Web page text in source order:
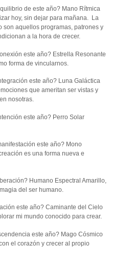
de este año? Mano Rítmica
hoy, sin dejar para mañana. La
son aquellos programas, patrones y
a la hora de crecer.
este año? Estrella Resonante
forma de vincularnos.
este año? Luna Galáctica
que ameritan ser vistas y
nosotras.
este año? Perro Solar
este año? Mono
es una forma nueva e
Humano Espectral Amarillo,
del ser humano.
este año? Caminante del Cielo
mi mundo conocido para crear.
este año? Mago Cósmico
el corazón y crecer al propio